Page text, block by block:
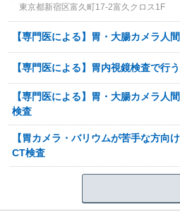
東京都新宿区富久町17-2富久クロス1F
【専門医による】胃・大腸カメラ人
【専門医による】胃内視鏡検査で行
【専門医による】胃・大腸カメラ人
検査
【胃カメラ・バリウムが苦手な方向
CT検査